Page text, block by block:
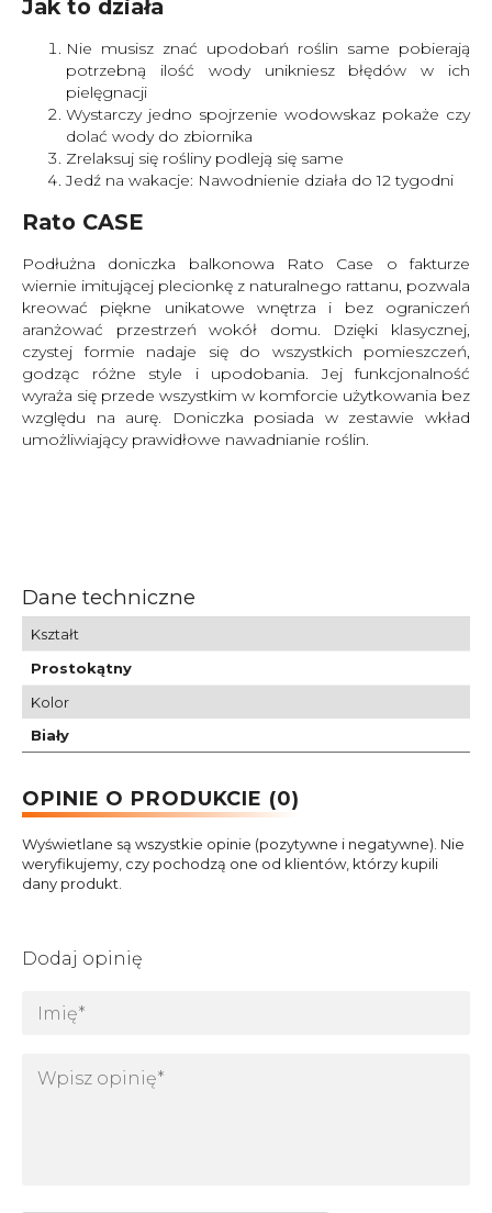
Jak to działa
Nie musisz znać upodobań roślin same pobierają
potrzebną ilość wody unikniesz błędów w ich
pielęgnacji
Wystarczy jedno spojrzenie wodowskaz pokaże czy
dolać wody do zbiornika
Zrelaksuj się rośliny podleją się same
Jedź na wakacje: Nawodnienie działa do 12 tygodni
Rato CASE
Podłużna doniczka balkonowa Rato Case o fakturze
wiernie imitującej plecionkę z naturalnego rattanu, pozwala
kreować piękne unikatowe wnętrza i bez ograniczeń
aranżować przestrzeń wokół domu. Dzięki klasycznej,
czystej formie nadaje się do wszystkich pomieszczeń,
godząc różne style i upodobania. Jej funkcjonalność
wyraża się przede wszystkim w komforcie użytkowania bez
względu na aurę. Doniczka posiada w zestawie wkład
umożliwiający prawidłowe nawadnianie roślin.
Dane techniczne
Kształt
Prostokątny
Kolor
Biały
OPINIE O PRODUKCIE (0)
Wyświetlane są wszystkie opinie (pozytywne i negatywne). Nie
weryfikujemy, czy pochodzą one od klientów, którzy kupili
dany produkt.
Dodaj opinię